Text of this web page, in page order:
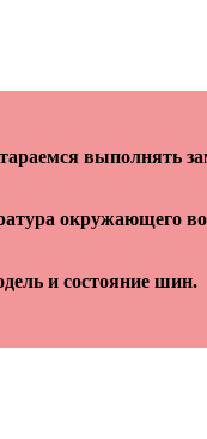
выполнять
окружающего
и состояние шин.